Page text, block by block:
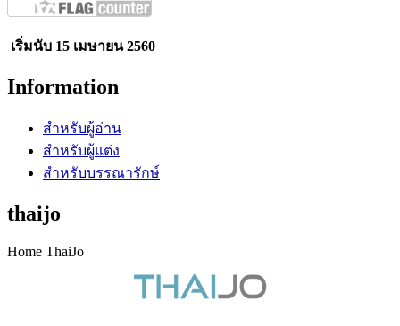
เริ่มนับ 15 เมษายน 2560
Information
สำหรับผู้อ่าน
สำหรับผู้แต่ง
สำหรับบรรณารักษ์
thaijo
Home ThaiJo